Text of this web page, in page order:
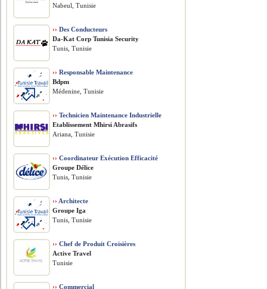
Nabeul, Tunisie
›› Des Conducteurs
Da-Kat Corp Tunisia Security
Tunis, Tunisie
›› Responsable Maintenance
Bdpm
Médenine, Tunisie
›› Technicien Maintenance Industrielle
Etablissement Mhirsi Abrasifs
Ariana, Tunisie
›› Coordinateur Exécution Efficacité
Groupe Délice
Tunis, Tunisie
›› Architecte
Groupe Iga
Tunis, Tunisie
›› Chef de Produit Croisières
Active Travel
Tunisie
›› Commercial